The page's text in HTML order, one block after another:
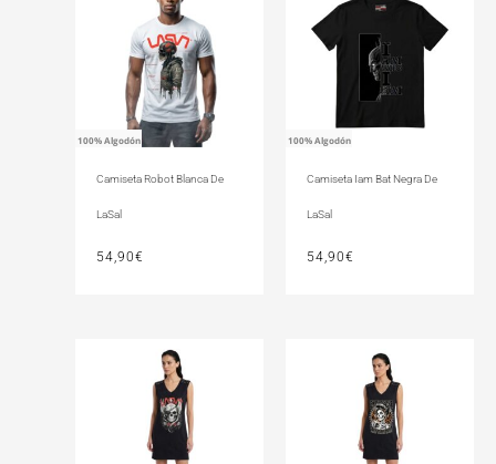
100% Algodón
Camiseta Robot Blanca De
LaSal
54,90€
100% Algodón
Camiseta Iam Bat Negra De
LaSal
54,90€